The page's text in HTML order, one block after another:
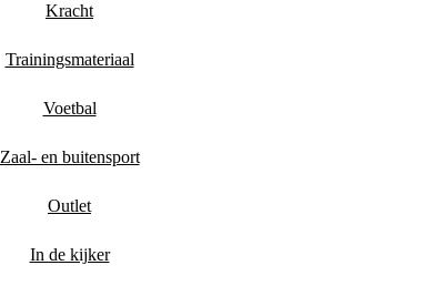
Kracht
Trainingsmateriaal
Voetbal
Zaal- en buitensport
Outlet
In de kijker